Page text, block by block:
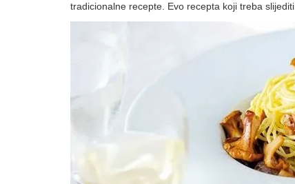
tradicionalne recepte. Evo recepta koji treba slijediti.